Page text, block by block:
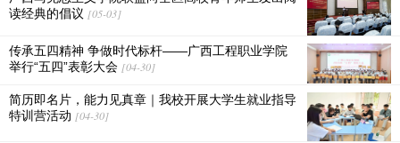
读经典的倡议 [05-03]
传承五四精神 争做时代标杆——广西工程职业学院
举行“五四”表彰大会 [04-30]
简历即名片，能力见真章｜我校开展大学生就业指导
特训营活动 [04-30]